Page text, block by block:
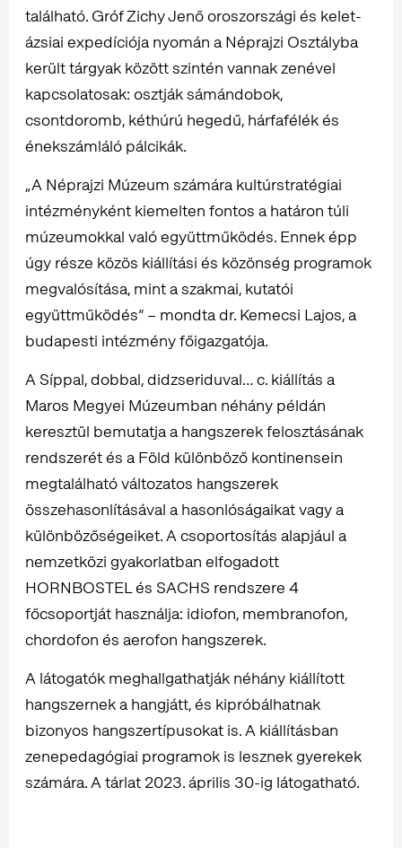
található. Gróf Zichy Jenő oroszországi és kelet-
ázsiai expedíciója nyomán a Néprajzi Osztályba
került tárgyak között szintén vannak zenével
kapcsolatosak: osztják sámándobok,
csontdoromb, kéthúrú hegedű, hárfafélék és
énekszámláló pálcikák.
„A Néprajzi Múzeum számára kultúrstratégiai
intézményként kiemelten fontos a határon túli
múzeumokkal való együttműködés. Ennek épp
úgy része közös kiállítási és közönség programok
megvalósítása, mint a szakmai, kutatói
együttműködés” – mondta dr. Kemecsi Lajos, a
budapesti intézmény főigazgatója.
A Síppal, dobbal, didzseriduval… c. kiállítás a
Maros Megyei Múzeumban néhány példán
keresztül bemutatja a hangszerek felosztásának
rendszerét és a Föld különböző kontinensein
megtalálható változatos hangszerek
összehasonlításával a hasonlóságaikat vagy a
különbözőségeiket. A csoportosítás alapjául a
nemzetközi gyakorlatban elfogadott
HORNBOSTEL és SACHS rendszere 4
főcsoportját használja: idiofon, membranofon,
chordofon és aerofon hangszerek.
A látogatók meghallgathatják néhány kiállított
hangszernek a hangjátt, és kipróbálhatnak
bizonyos hangszertípusokat is. A kiállításban
zenepedagógiai programok is lesznek gyerekek
számára. A tárlat 2023. április 30-ig látogatható.